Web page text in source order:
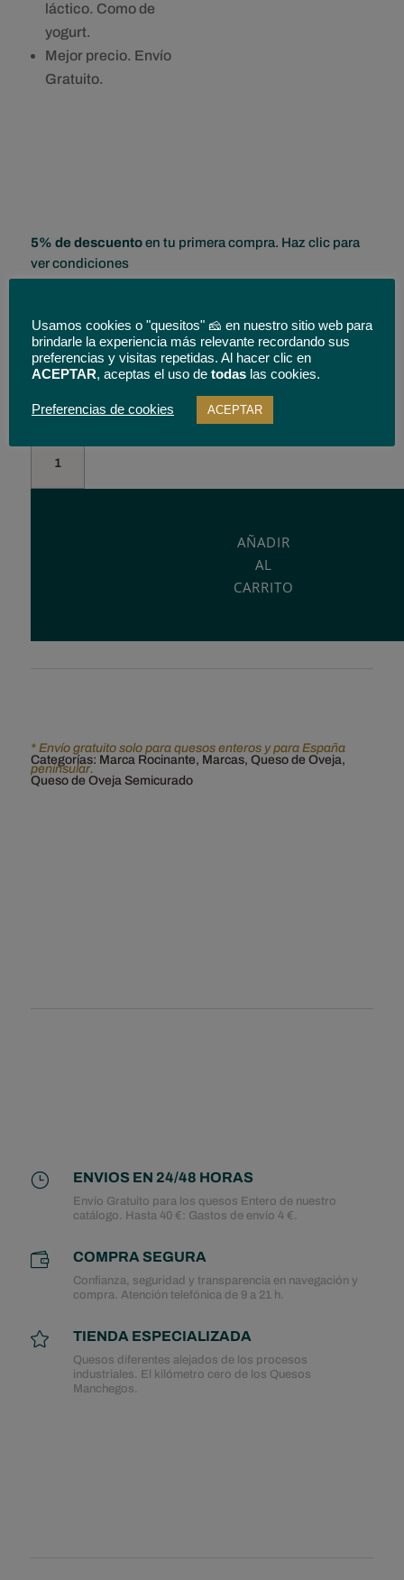
láctico. Como de
yogurt.
Mejor precio. Envío
Gratuito.
5% de descuentoen tu primera compra. Haz clic para
ver condiciones
Cuña de 400 g
Medio queso de 1.6 kgs.
Queso entero 3.2 kgs.
Queso
oveja
AÑADIR
AL
CARRITO
Categorías: Marca Rocinante, Marcas, Queso de Oveja,
Queso de Oveja Semicurado
* Envío gratuito solo para quesos enteros y para España
peninsular.
} ENVIOS EN 24/48 HORAS
Envío Gratuito para los quesos Entero de nuestro
catálogo. Hasta 40 €: Gastos de envío 4 €.
 COMPRA SEGURA
Confianza, seguridad y transparencia en navegación y
compra. Atención telefónica de 9 a 21 h.
 TIENDA ESPECIALIZADA
Quesos diferentes alejados de los procesos
industriales. El kilómetro cero de los Quesos
Manchegos.
Usamos cookies o "quesitos" 🧀 en nuestro sitio web para
brindarle la experiencia más relevante recordando sus
preferencias y visitas repetidas. Al hacer clic en
ACEPTAR, aceptas el uso de todas las cookies.
Preferencias de cookies ACEPTAR